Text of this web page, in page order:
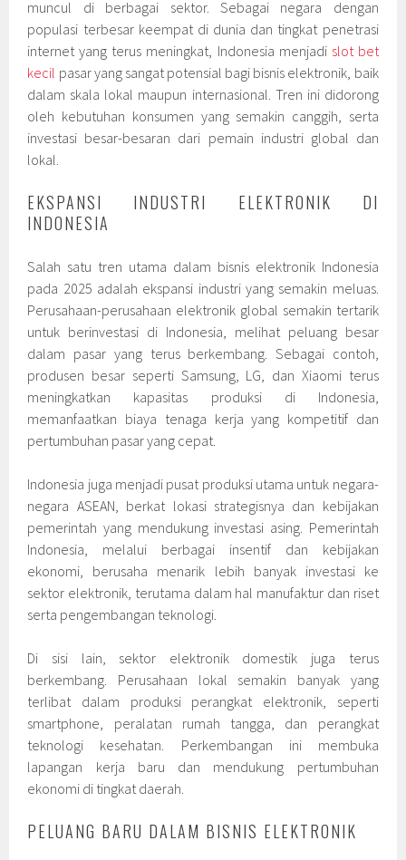
muncul di berbagai sektor. Sebagai negara dengan
populasi terbesar keempat di dunia dan tingkat penetrasi
internet yang terus meningkat, Indonesia menjadi slot bet
kecil pasar yang sangat potensial bagi bisnis elektronik, baik
dalam skala lokal maupun internasional. Tren ini didorong
oleh kebutuhan konsumen yang semakin canggih, serta
investasi besar-besaran dari pemain industri global dan
lokal.
EKSPANSI INDUSTRI ELEKTRONIK DI
INDONESIA
Salah satu tren utama dalam bisnis elektronik Indonesia
pada 2025 adalah ekspansi industri yang semakin meluas.
Perusahaan-perusahaan elektronik global semakin tertarik
untuk berinvestasi di Indonesia, melihat peluang besar
dalam pasar yang terus berkembang. Sebagai contoh,
produsen besar seperti Samsung, LG, dan Xiaomi terus
meningkatkan kapasitas produksi di Indonesia,
memanfaatkan biaya tenaga kerja yang kompetitif dan
pertumbuhan pasar yang cepat.
Indonesia juga menjadi pusat produksi utama untuk negara-
negara ASEAN, berkat lokasi strategisnya dan kebijakan
pemerintah yang mendukung investasi asing. Pemerintah
Indonesia, melalui berbagai insentif dan kebijakan
ekonomi, berusaha menarik lebih banyak investasi ke
sektor elektronik, terutama dalam hal manufaktur dan riset
serta pengembangan teknologi.
Di sisi lain, sektor elektronik domestik juga terus
berkembang. Perusahaan lokal semakin banyak yang
terlibat dalam produksi perangkat elektronik, seperti
smartphone, peralatan rumah tangga, dan perangkat
teknologi kesehatan. Perkembangan ini membuka
lapangan kerja baru dan mendukung pertumbuhan
ekonomi di tingkat daerah.
PELUANG BARU DALAM BISNIS ELEKTRONIK